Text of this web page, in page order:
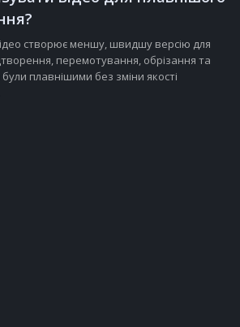
створює меншу, швидшу версію для
перемотування, обрізання та
плавнішими без зміни якості